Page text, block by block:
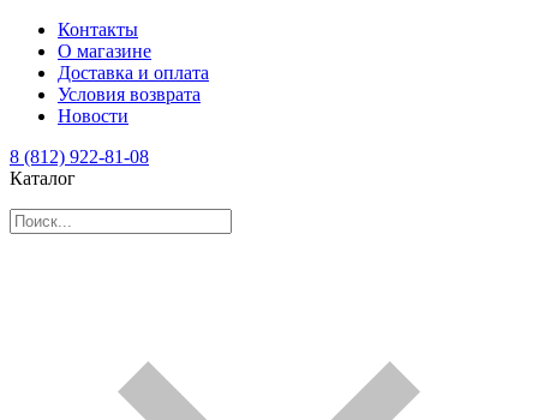
Контакты
О магазине
Доставка и оплата
Условия возврата
Новости
8 (812) 922-81-08
Каталог